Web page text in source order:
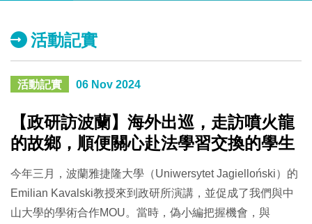
活動記實
活動記實 06 Nov 2024
【政研訪波蘭】海外出巡，走訪噴火龍
的故鄉，順便關心赴法學習交換的學生
今年三月，波蘭雅捷隆大學（Uniwersytet Jagielloński）的
Emilian Kavalski教授來到政研所演講，並促成了我們與中
山大學的學術合作MOU。當時，偽小編把握機會，與